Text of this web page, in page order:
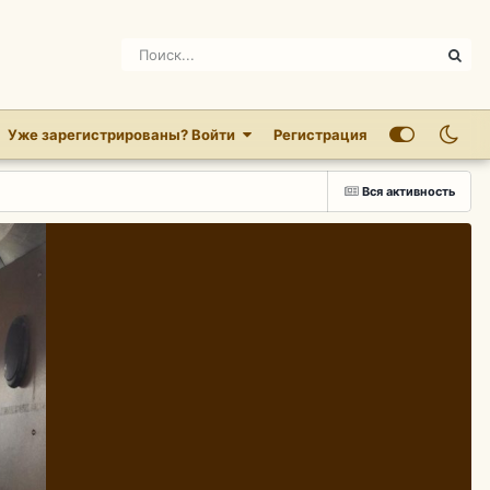
Уже зарегистрированы? Войти Регистрация
Вся активность